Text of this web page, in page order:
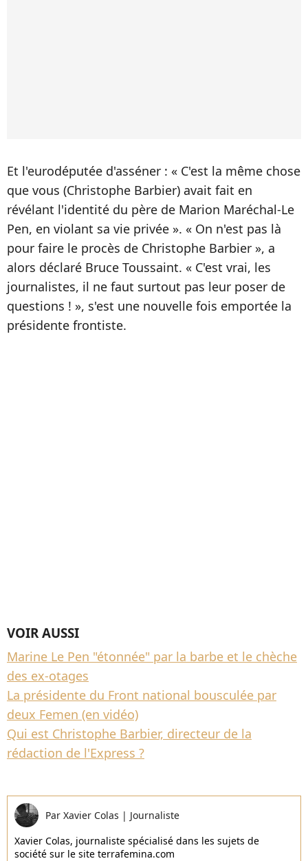
Et l'eurodéputée d'asséner : « C'est la même chose
que vous (Christophe Barbier) avait fait en
révélant l'identité du père de Marion Maréchal-Le
Pen, en violant sa vie privée ». « On n'est pas là
pour faire le procès de Christophe Barbier », a
alors déclaré Bruce Toussaint. « C'est vrai, les
journalistes, il ne faut surtout pas leur poser de
questions ! », s'est une nouvelle fois emportée la
présidente frontiste.
VOIR AUSSI
Marine Le Pen "étonnée" par la barbe et le chèche
des ex-otages
La présidente du Front national bousculée par
deux Femen (en vidéo)
Qui est Christophe Barbier, directeur de la
rédaction de l'Express ?
Par Xavier Colas | Journaliste
Xavier Colas, journaliste spécialisé dans les sujets de
société sur le site terrafemina.com